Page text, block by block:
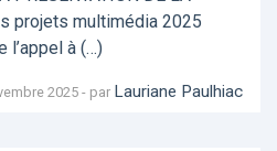
projets multimédia 2025
l’appel à (…)
2025 - par Lauriane Paulhiac